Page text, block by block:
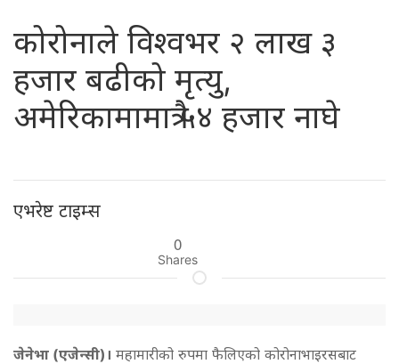
कोरोनाले विश्वभर २ लाख ३
हजार बढीको मृत्यु,
अमेरिकामामात्रै ५४ हजार नाघे
एभरेष्ट टाइम्स
0
Shares
जेनेभा (एजेन्सी)। महामारीको रुपमा फैलिएको कोरोनाभाइरसबाट